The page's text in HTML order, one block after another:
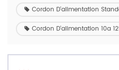
Cordon D'alimentation
Cordon D'alimentation 10a